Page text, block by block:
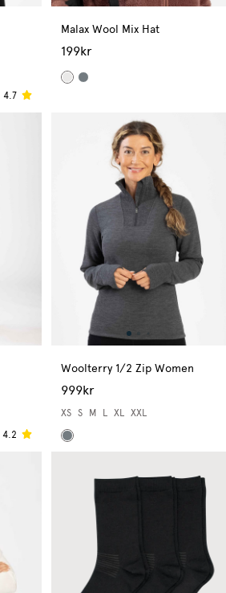
4.7
Malax Wool Mix Hat
199kr
4.2
Woolterry 1/2 Zip Women
999kr
XS S M L XL XXL